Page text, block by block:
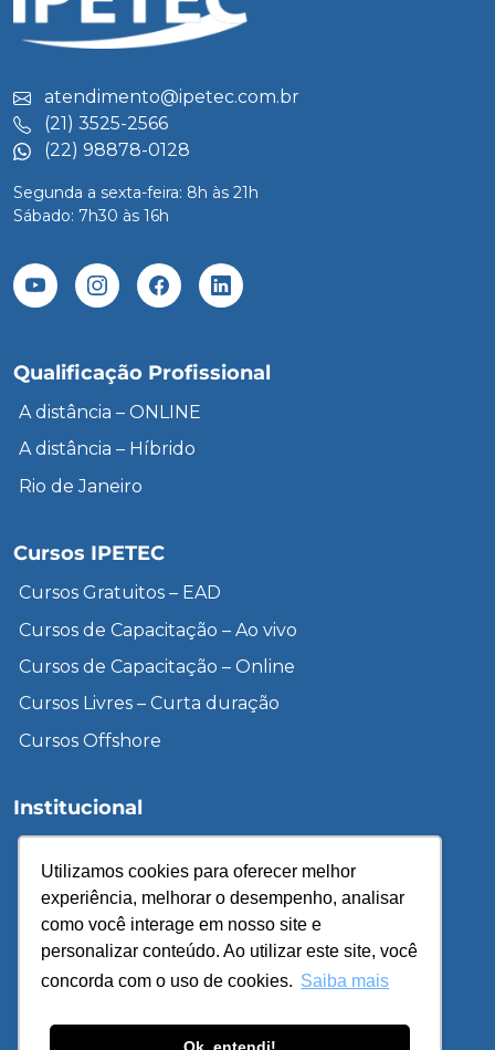
Utilizamos cookies para oferecer melhor
experiência, melhorar o desempenho, analisar
como você interage em nosso site e
personalizar conteúdo. Ao utilizar este site, você
concorda com o uso de cookies. Saiba mais
atendimento@ipetec.com.br
(21) 3525-2566
(22) 98878-0128
Segunda a sexta-feira: 8h às 21h
Sábado: 7h30 às 16h
Qualificação Profissional
A distância – ONLINE
A distância – Híbrido
Rio de Janeiro
Cursos IPETEC
Cursos Gratuitos – EAD
Cursos de Capacitação – Ao vivo
Cursos de Capacitação – Online
Cursos Livres – Curta duração
Cursos Offshore
Institucional
Inscreva-se
Unidades
Sobre o IPETEC
Cursos de Treinamento & Desenvolvimento
Política de Privacidade